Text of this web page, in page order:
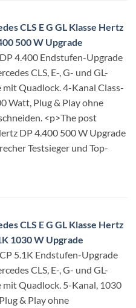
CLS E G GL Klasse Hertz
500 W Upgrade
4.400 Endstufen-Upgrade
CLS, E-, G- und GL-
mit Quadlock. 4-Kanal Class-
Watt, Plug & Play ohne
<p>The post
DP 4.400 500 W Upgrade
Testsieger und Top-
CLS E G GL Klasse Hertz
1030 W Upgrade
5.1K Endstufen-Upgrade
CLS, E-, G- und GL-
mit Quadlock. 5-Kanal, 1030
& Play ohne